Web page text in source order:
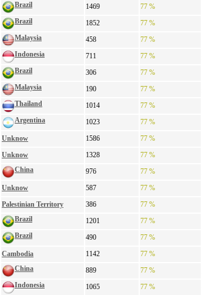
Brazil 1469 77 %
Brazil 1852 77 %
Malaysia 458 77 %
Indonesia 711 77 %
Brazil 306 77 %
Malaysia 190 77 %
Thailand 1014 77 %
Argentina 1023 77 %
Unknow 1586 77 %
Unknow 1328 77 %
China 976 77 %
Unknow 587 77 %
Palestinian Territory 386 77 %
Brazil 1201 77 %
Brazil 490 77 %
Cambodia 1142 77 %
China 889 77 %
Indonesia 1065 77 %